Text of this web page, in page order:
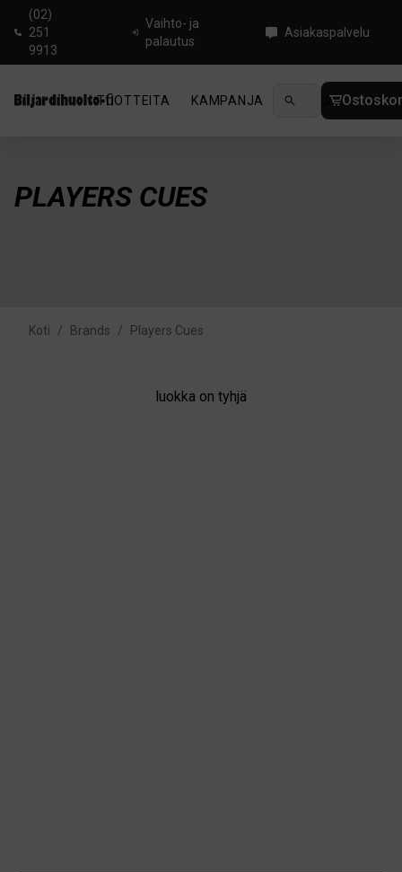
(02)
251
9913
Vaihto- ja
palautus
Asiakaspalvelu
TUOTTEITA KAMPANJA UUTUUDET
PLAYERS CUES
Koti / Brands / Players Cues
luokka on tyhjä